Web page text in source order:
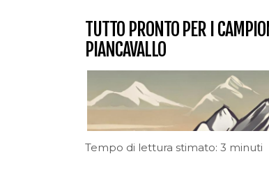
TUTTO PRONTO PER I
PIANCAVALLO
Tempo di lettura stimato: 3 minuti